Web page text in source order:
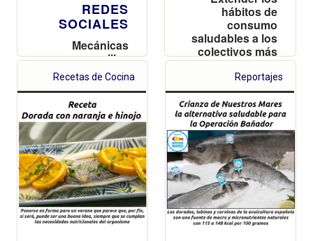
REDES
SOCIALES
Mecánicas
sencillas
abiertas a todos
los usuarios
hábitos de
consumo
saludables a los
colectivos más
alejados
Recetas de Cocina Reportajes